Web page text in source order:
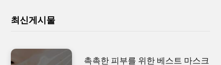
최신게시물
촉촉한 피부를 위한 베스트 마스크